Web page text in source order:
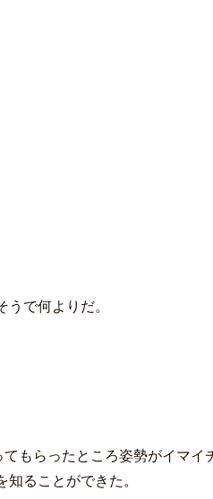
で何よりだ。
もらったところ姿勢がイマイ
ることができた。